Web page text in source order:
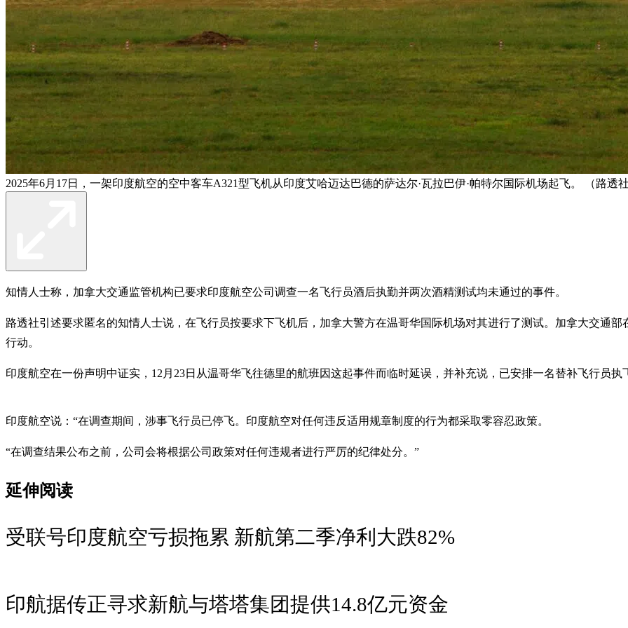
2025年6月17日，一架印度航空的空中客车A321型飞机从印度艾哈迈达巴德的萨达尔·瓦拉巴伊·帕特尔国际机场起飞。 （路透
知情人士称，加拿大交通监管机构已要求印度航空公司调查一名飞行员酒后执勤并两次酒精测试均未通过的事件。
路透社引述要求匿名的知情人士说，在飞行员按要求下飞机后，加拿大警方在温哥华国际机场对其进行了测试。加拿大交通
行动。
印度航空在一份声明中证实，12月23日从温哥华飞往德里的航班因这起事件而临时延误，并补充说，已安排一名替补飞行员执
印度航空说：“在调查期间，涉事飞行员已停飞。印度航空对任何违反适用规章制度的行为都采取零容忍政策。
“在调查结果公布之前，公司会将根据公司政策对任何违规者进行严厉的纪律处分。”
延伸阅读
受联号印度航空亏损拖累 新航第二季净利大跌82%
印航据传正寻求新航与塔塔集团提供14.8亿元资金